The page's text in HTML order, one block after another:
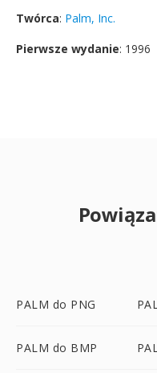
Twórca: Palm, Inc.
Pierwsze wydanie: 1996
PALM do PNG
PALM do BMP